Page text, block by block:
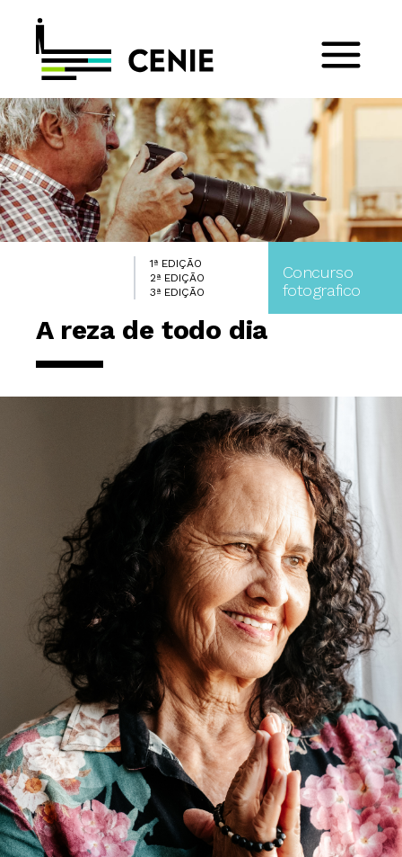
1ª EDIÇÃO
2ª EDIÇÃO
3ª EDIÇÃO
Concurso
fotografico
A reza de todo dia